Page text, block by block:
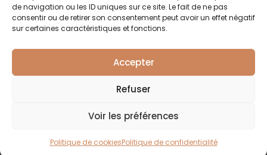
de navigation ou les ID uniques sur ce site. Le fait de ne pas
consentir ou de retirer son consentement peut avoir un effet négatif
sur certaines caractéristiques et fonctions.
Accepter
Refuser
Voir les préférences
Politique de cookiesPolitique de confidentialité
SUIVEZ-MOI
Quai Marcellis 10, 4020 Liège - BE0 794.477.312
Politique de confidentialité